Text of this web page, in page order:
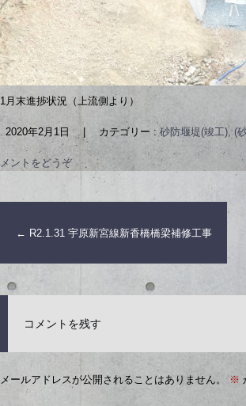
1月末進捗状況（上流側より）
2020年2月1日 カテゴリー : 砂防堰堤(竣工), (
メントをどうぞ
← R2.1.31 宇原新宮線新香橋橋梁補修工事
コメントを残す
メールアドレスが公開されることはありません。 ※